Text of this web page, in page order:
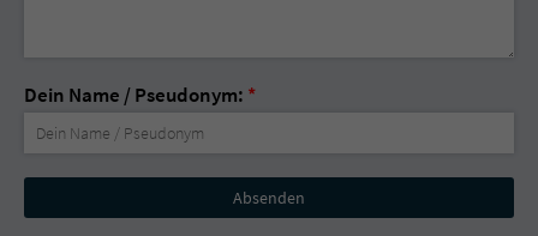
Dein Name / Pseudonym: *
Nicht
ausfüllen!